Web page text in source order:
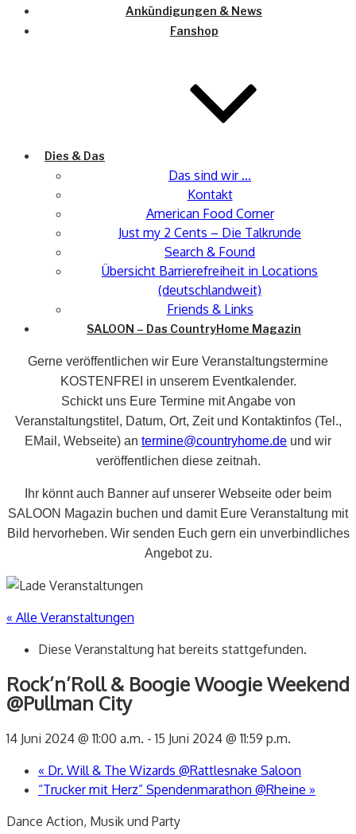
Ankündigungen & News
Fanshop
Dies & Das
Das sind wir …
Kontakt
American Food Corner
Just my 2 Cents – Die Talkrunde
Search & Found
Übersicht Barrierefreiheit in Locations
(deutschlandweit)
Friends & Links
SALOON – Das CountryHome Magazin
Gerne veröffentlichen wir Eure Veranstaltungstermine
KOSTENFREI in unserem Eventkalender.
Schickt uns Eure Termine mit Angabe von
Veranstaltungstitel, Datum, Ort, Zeit und Kontaktinfos (Tel.,
EMail, Webseite) an termine@countryhome.de und wir
veröffentlichen diese zeitnah.
Ihr könnt auch Banner auf unserer Webseite oder beim
SALOON Magazin buchen und damit Eure Veranstaltung mit
Bild hervorheben. Wir senden Euch gern ein unverbindliches
Angebot zu.
« Alle Veranstaltungen
Diese Veranstaltung hat bereits stattgefunden.
Rock’n’Roll & Boogie Woogie Weekend
@Pullman City
14 Juni 2024 @ 11:00 a.m. -15 Juni 2024 @ 11:59 p.m.
« Dr. Will & The Wizards @Rattlesnake Saloon
“Trucker mit Herz” Spendenmarathon @Rheine »
Dance Action, Musik und Party